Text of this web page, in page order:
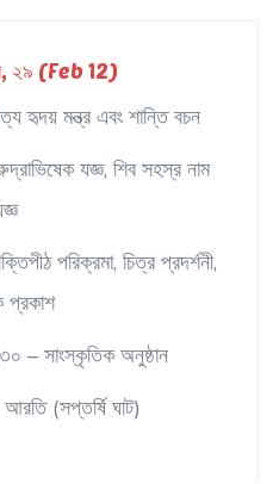
২৯ (Feb 12)
হৃদয় মন্ত্র এবং শান্তি বচন
যজ্ঞ, শিব সহস্র নাম
পরিক্রমা, চিত্র প্রদর্শনী,
– সাংস্কৃতিক অনুষ্ঠান
(সপ্তর্ষি ঘাট)